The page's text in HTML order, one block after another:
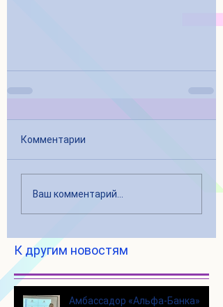
Комментарии
Ваш комментарий...
К другим новостям
Амбассадор «Альфа-Банка»